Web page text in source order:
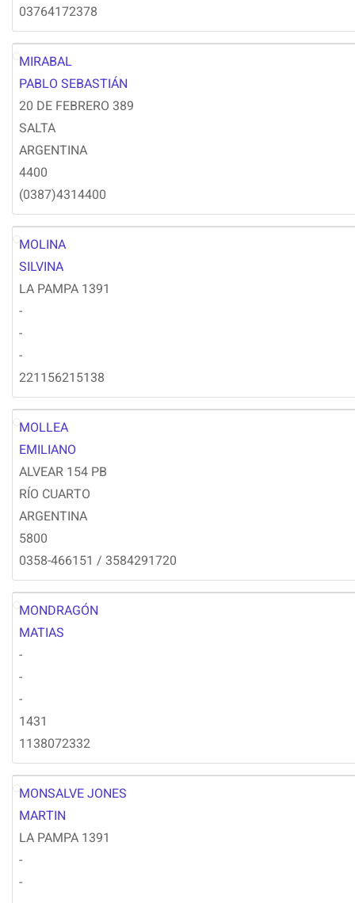
03764172378
PM
MIRABAL
PABLO SEBASTIÁN
20 DE FEBRERO 389
SALTA
ARGENTINA
4400
(0387)4314400
SM
MOLINA
SILVINA
LA PAMPA 1391
-
-
-
221156215138
EM
MOLLEA
EMILIANO
ALVEAR 154 PB
RÍO CUARTO
ARGENTINA
5800
0358-466151 / 3584291720
MM
MONDRAGÓN
MATIAS
-
-
-
1431
1138072332
MM
MONSALVE JONES
MARTIN
LA PAMPA 1391
-
-